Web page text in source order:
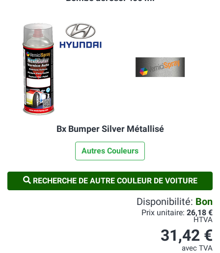
Bx Bumper Silver Métallisé
Autres Couleurs
RECHERCHE DE AUTRE COULEUR DE VOITURE
Disponibilité: Bon
Prix unitaire: 26,18 €
HTVA
31,42 €
avec TVA